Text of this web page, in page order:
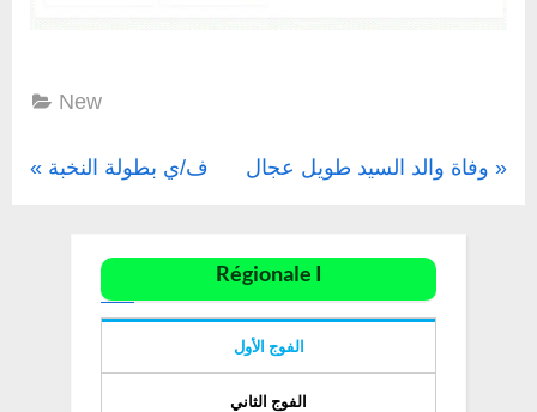
New
Navigation
l’article
P
ف/ي بطولة النخبة
N
t
P
o
s
وفاة والد السيد طويل عجال
Régionale I
الفوج الأول
الفوج الثاني